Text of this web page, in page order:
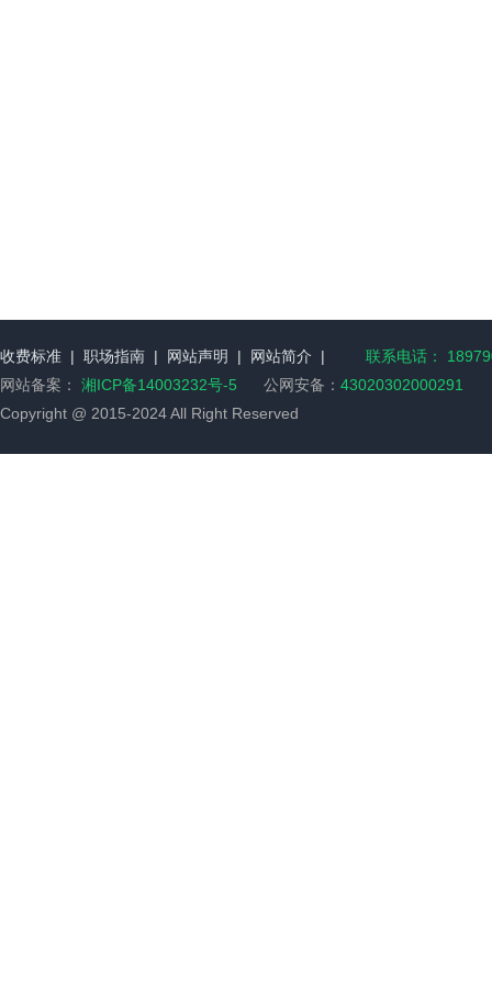
收费标准 | 职场指南 | 网站声明 | 网站简介 |
联系电话：
网站备案： 湘ICP备14003232号-5 公网安备： 43020302000291
Copyright @ 2015-2024 All Right Reserved